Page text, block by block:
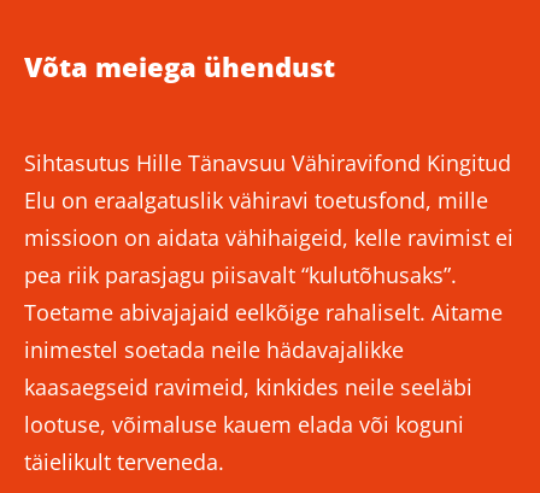
Võta meiega ühendust
Sihtasutus Hille Tänavsuu Vähiravifond Kingitud
Elu on eraalgatuslik vähiravi toetusfond, mille
missioon on aidata vähihaigeid, kelle ravimist ei
pea riik parasjagu piisavalt “kulutõhusaks”.
Toetame abivajajaid eelkõige rahaliselt. Aitame
inimestel soetada neile hädavajalikke
kaasaegseid ravimeid, kinkides neile seeläbi
lootuse, võimaluse kauem elada või koguni
täielikult terveneda.